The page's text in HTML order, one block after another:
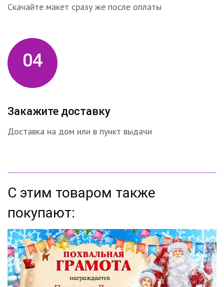
Скачайте макет сразу же после оплаты
04
Закажите доставку
Доставка на дом или в пункт выдачи
С этим товаром также
покупают: